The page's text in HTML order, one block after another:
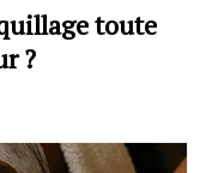
toute
?